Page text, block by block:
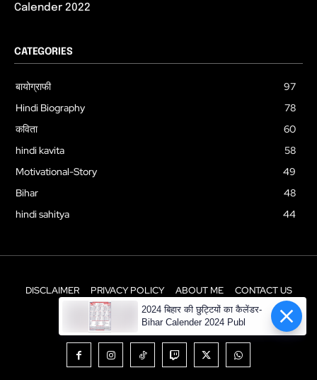
Calender 2022
CATEGORIES
बायोग्राफी
97
Hindi Biography
78
कविता
60
hindi kavita
58
Motivational-Story
49
Bihar
48
hindi sahitya
44
DISCLAIMER PRIVACY POLICY ABOUT ME CONTACT US
© Newspaper WordPress Theme by TagDiv
2024 बिहार की छुट्टियों का कैलेंडर-
Bihar Calender 2024 Publ